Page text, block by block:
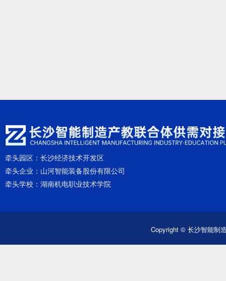
牵头园区： 长沙经济技术开发区
牵头企业： 山河智能装备股份有限公司
牵头学校： 湖南机电职业技术学院
Copyright © 长沙智能制